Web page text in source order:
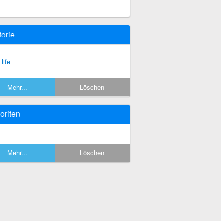
life
Mehr... Löschen
Mehr... Löschen